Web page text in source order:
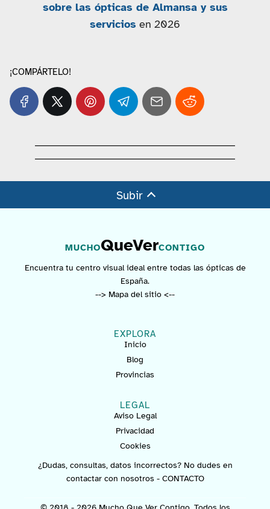
sobre las ópticas de Almansa y sus
servicios en 2026
¡COMPÁRTELO!
Subir
MUCHOQueVerCONTIGO
Encuentra tu centro visual ideal entre todas las ópticas de
España.
--> Mapa del sitio <--
EXPLORA
Inicio
Blog
Provincias
LEGAL
Aviso Legal
Privacidad
Cookies
¿Dudas, consultas, datos incorrectos? No dudes en
contactar con nosotros - CONTACTO